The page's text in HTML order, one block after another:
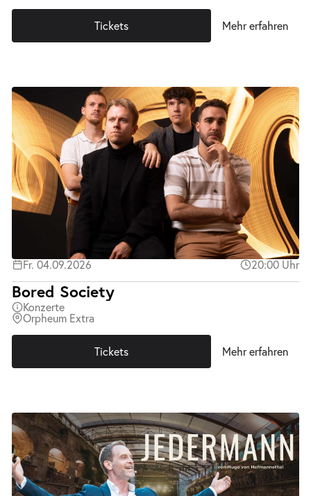
Tickets Mehr erfahren
Fr. 04.09.2026 20:00 Uhr
Bored Society
Konzerte
Orpheum Extra
Tickets Mehr erfahren